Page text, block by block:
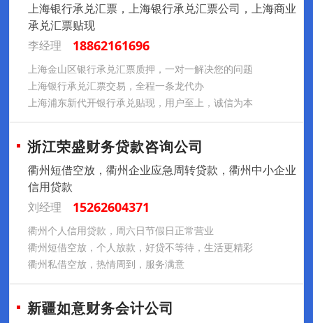
上海银行承兑汇票，上海银行承兑汇票公司，上海商业
承兑汇票贴现
李经理
18862161696
上海金山区银行承兑汇票质押，一对一解决您的问题
上海银行承兑汇票交易，全程一条龙代办
上海浦东新代开银行承兑贴现，用户至上，诚信为本
浙江荣盛财务贷款咨询公司
衢州短借空放，衢州企业应急周转贷款，衢州中小企业
信用贷款
刘经理
15262604371
衢州个人信用贷款，周六日节假日正常营业
衢州短借空放，个人放款，好贷不等待，生活更精彩
衢州私借空放，热情周到，服务满意
新疆如意财务会计公司